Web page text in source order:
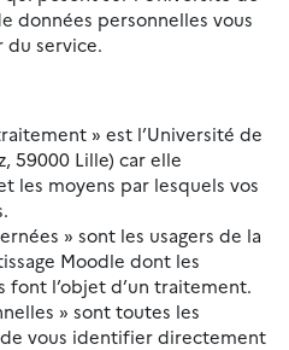
données personnelles vous
du service.
» est l’Université de
59000 Lille) car elle
les moyens par lesquels vos
» sont les usagers de la
Moodle dont les
font l’objet d’un traitement.
» sont toutes les
vous identifier directement